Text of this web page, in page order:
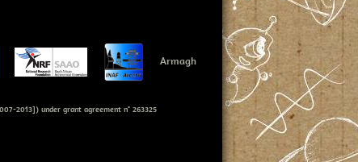
Armagh
2013]) under grant agreement n° 263325